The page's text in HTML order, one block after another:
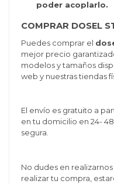
poder acoplarlo.
COMPRAR DOSEL
Puedes comprar el
mejor precio
modelos y tamaños
web y nuestras tiendas
El envío es gratuito a
en tu domicilio en 24-
segura.
No dudes en
realizar tu compra,